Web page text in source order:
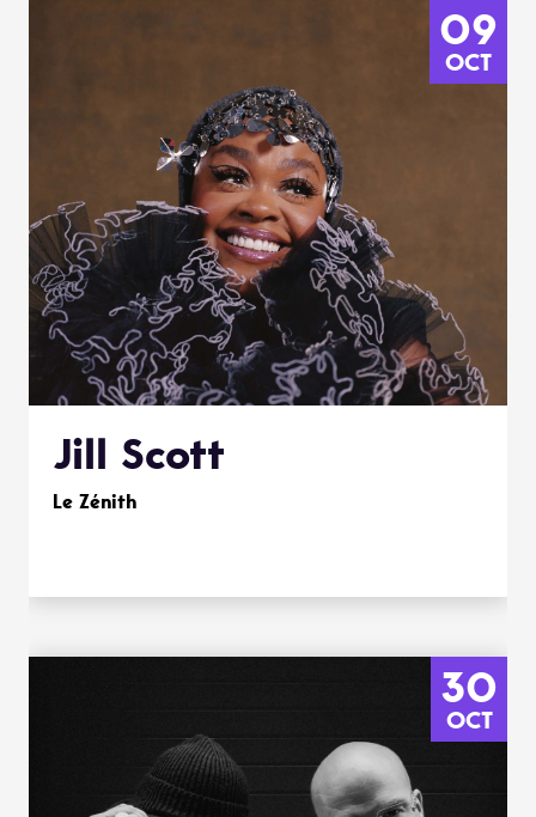
09
OCT
Jill Scott
Le Zénith
30
OCT